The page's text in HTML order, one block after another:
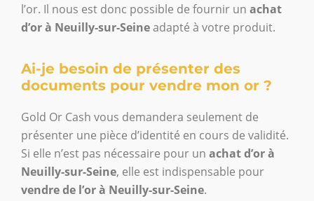
l’or. Il nous est donc possible de fournir un achat
d’or à Neuilly-sur-Seineadapté à votre produit.
Ai-je besoin de présenter des
documents pour vendre mon or ?
Gold Or Cash vous demandera seulement de
présenter une pièce d’identité en cours de validité.
Si elle n’est pas nécessaire pour un achat d’or à
Neuilly-sur-Seine, elle est indispensable pour
vendre de l’or à Neuilly-sur-Seine.